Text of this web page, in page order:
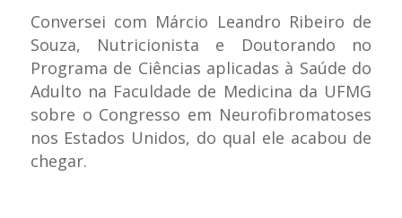
Conversei com Márcio Leandro Ribeiro de
Souza, Nutricionista e Doutorando no
Programa de Ciências aplicadas à Saúde do
Adulto na Faculdade de Medicina da UFMG
sobre o Congresso em Neurofibromatoses
nos Estados Unidos, do qual ele acabou de
chegar.